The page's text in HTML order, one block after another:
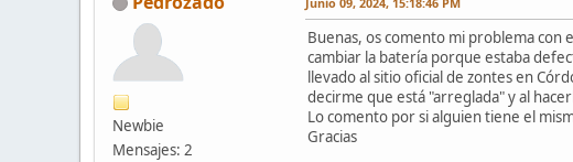
Newbie
Mensajes: 2
Buenas, os comento mi problema con
cambiar la batería porque estaba
llevado al sitio oficial de zontes en
decirme que está "arreglada" y al
Lo comento por si alguien tiene el
Gracias